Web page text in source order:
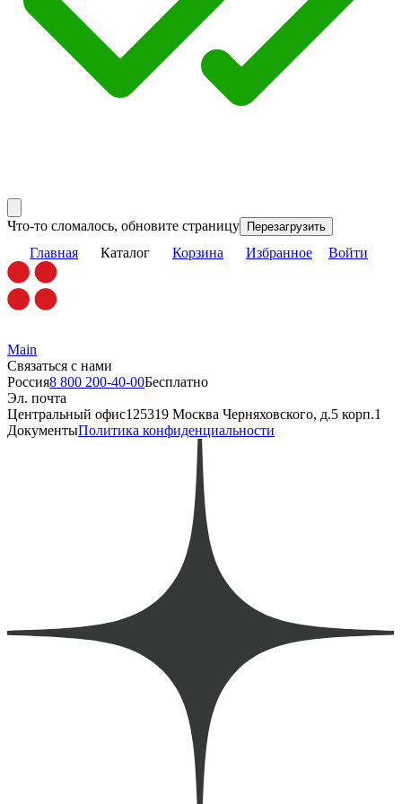
Что-то сломалось, обновите страницу Перезагрузить
Главная Каталог Корзина Избранное Войти
Main
Связаться с нами
Россия8 800 200-40-00Бесплатно
Эл. почта
Центральный офис125319 Москва Черняховского, д.5 корп.1
ДокументыПолитика конфиденциальности